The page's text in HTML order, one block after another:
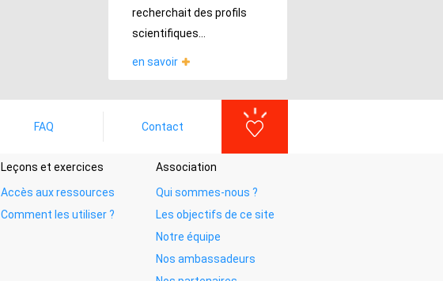
recherchait des profils
scientifiques...
en savoir
FAQ Contact
Leçons et exercices
Accès aux ressources
Comment les utiliser ?
Association
Qui sommes-nous ?
Les objectifs de ce site
Notre équipe
Nos ambassadeurs